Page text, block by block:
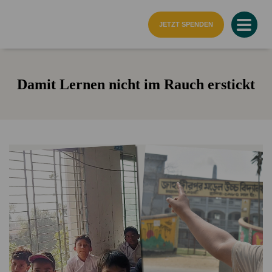
JETZT SPENDEN
Damit Lernen nicht im Rauch erstickt